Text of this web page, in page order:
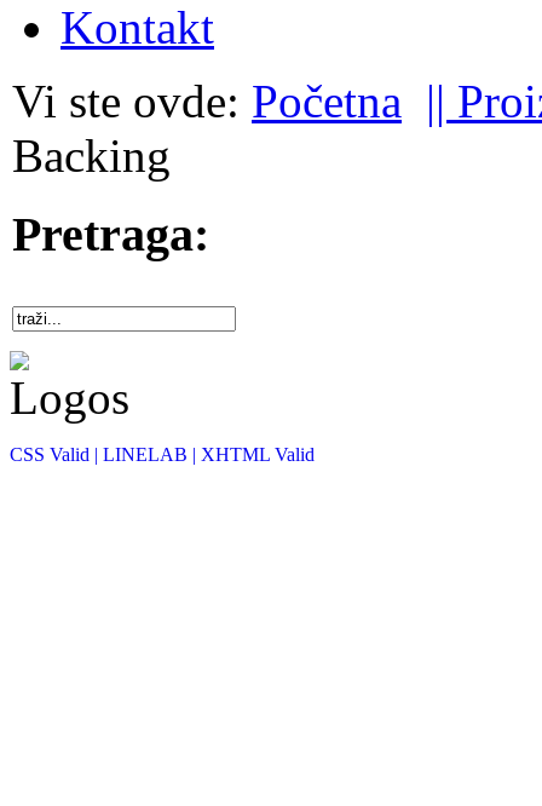
Kontakt
Vi ste ovde: Početna ||
Backing
Pretraga:
CSS Valid | LINELAB | XHTML Valid